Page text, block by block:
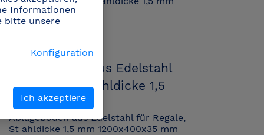
Ablageboden aus Edelstahl
für Regale, St ahldicke 1,5
mm
Ablageboden aus Edelstahl für Regale,
St ahldicke 1,5 mm 1200x400x35 mm
Informationen
bitte unsere
Konfiguration
Ich akzeptiere